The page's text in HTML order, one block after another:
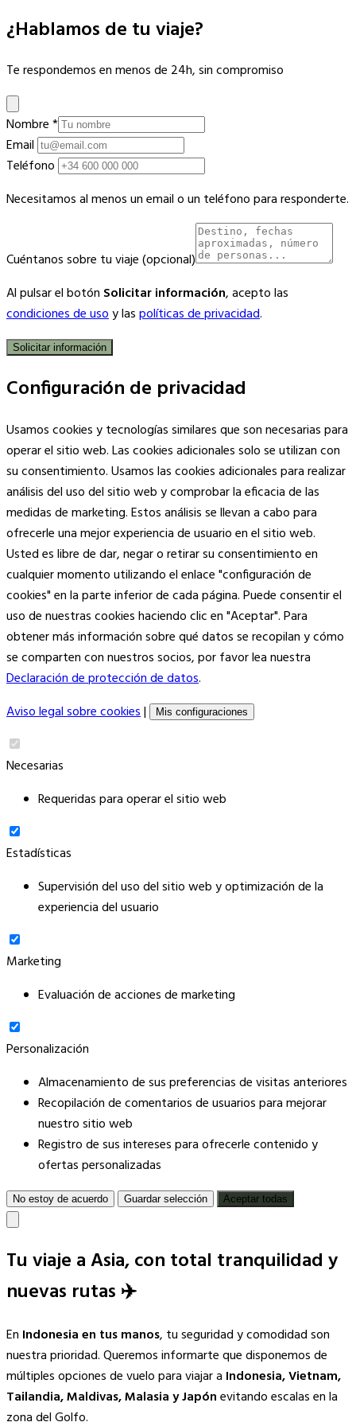
¿Hablamos de tu viaje?
Te respondemos en menos de 24h, sin compromiso
Nombre*
Email
Teléfono
Necesitamos al menos un email o un teléfono para responderte.
Cuéntanos sobre tu viaje(opcional)
Al pulsar el botón Solicitar información, acepto las
condiciones de usoy laspolíticas de privacidad.
Solicitar información
Configuración de privacidad
Usamos cookies y tecnologías similares que son necesarias para
operar el sitio web. Las cookies adicionales solo se utilizan con
su consentimiento. Usamos las cookies adicionales para realizar
análisis del uso del sitio web y comprobar la eficacia de las
medidas de marketing. Estos análisis se llevan a cabo para
ofrecerle una mejor experiencia de usuario en el sitio web.
Usted es libre de dar, negar o retirar su consentimiento en
cualquier momento utilizando el enlace "configuración de
cookies" en la parte inferior de cada página. Puede consentir el
uso de nuestras cookies haciendo clic en "Aceptar". Para
obtener más información sobre qué datos se recopilan y cómo
se comparten con nuestros socios, por favor lea nuestra
Declaración de protección de datos.
Aviso legal sobre cookies| Mis configuraciones
Necesarias
Requeridas para operar el sitio web
Estadísticas
Supervisión del uso del sitio web y optimización de la
experiencia del usuario
Marketing
Evaluación de acciones de marketing
Personalización
Almacenamiento de sus preferencias de visitas anteriores
Recopilación de comentarios de usuarios para mejorar
nuestro sitio web
Registro de sus intereses para ofrecerle contenido y
ofertas personalizadas
No estoy de acuerdo Guardar selección Aceptar todas
Tu viaje a Asia, con total tranquilidad y
nuevas rutas ✈️
En Indonesia en tus manos, tu seguridad y comodidad son
nuestra prioridad. Queremos informarte que disponemos de
múltiples opciones de vuelo para viajar a Indonesia, Vietnam,
Tailandia, Maldivas, Malasia y Japónevitando escalas en la
zona del Golfo.